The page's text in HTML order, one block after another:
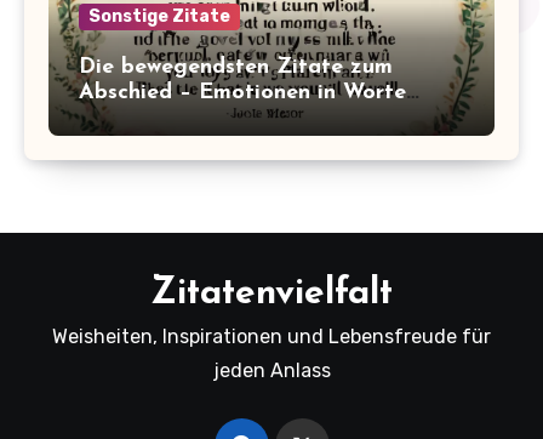
Sonstige Zitate
Die bewegendsten Zitate zum
Abschied – Emotionen in Worte
gefasst
Zitatenvielfalt
Weisheiten, Inspirationen und Lebensfreude für
jeden Anlass